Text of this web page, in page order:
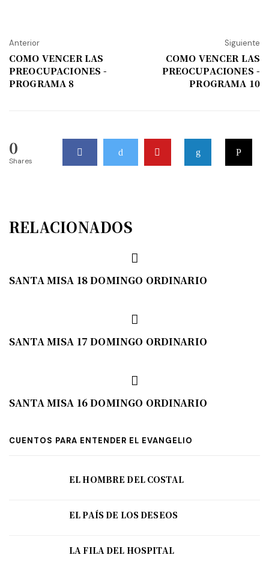
Anterior
COMO VENCER LAS
PREOCUPACIONES -
PROGRAMA 8
Siguiente
COMO VENCER LAS
PREOCUPACIONES -
PROGRAMA 10
0
Shares
RELACIONADOS
SANTA MISA 18 DOMINGO ORDINARIO
SANTA MISA 17 DOMINGO ORDINARIO
SANTA MISA 16 DOMINGO ORDINARIO
CUENTOS PARA ENTENDER EL EVANGELIO
EL HOMBRE DEL COSTAL
EL PAÍS DE LOS DESEOS
LA FILA DEL HOSPITAL